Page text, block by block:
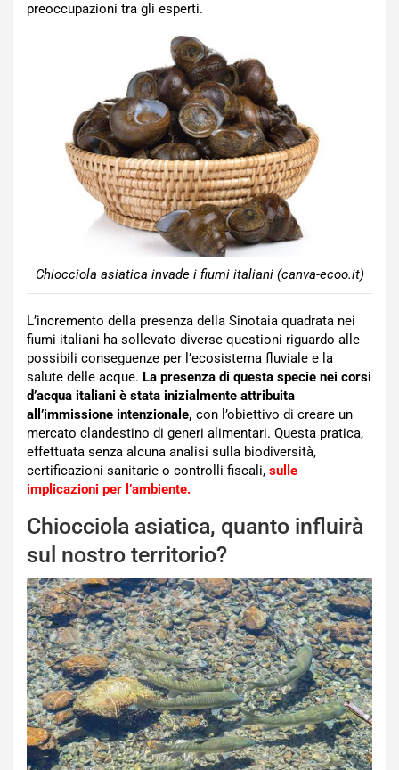
preoccupazioni tra gli esperti.
Chiocciola asiatica invade i fiumi italiani (canva-ecoo.it)
L’incremento della presenza della Sinotaia quadrata nei
fiumi italiani ha sollevato diverse questioni riguardo alle
possibili conseguenze per l’ecosistema fluviale e la
salute delle acque. La presenza di questa specie nei corsi
d’acqua italiani è stata inizialmente attribuita
all’immissione intenzionale, con l’obiettivo di creare un
mercato clandestino di generi alimentari. Questa pratica,
effettuata senza alcuna analisi sulla biodiversità,
certificazioni sanitarie o controlli fiscali, sulle
implicazioni per l’ambiente.
Chiocciola asiatica, quanto influirà
sul nostro territorio?